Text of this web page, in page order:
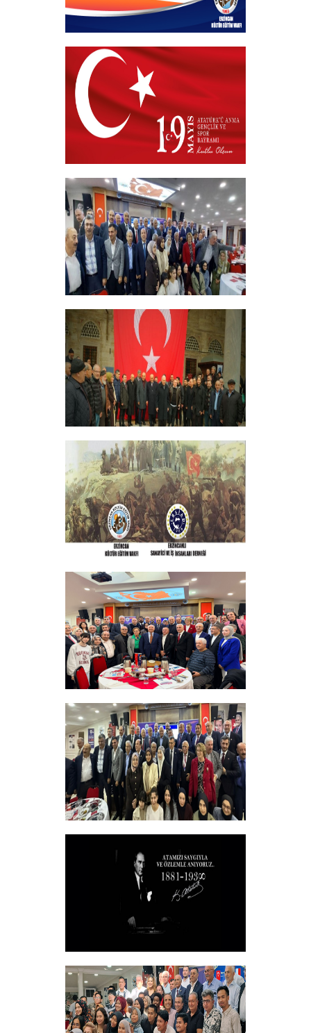
Hayırlı Bayramlar
+
19 MAYIS 2026
+
ERZİNCANLILAR EKEV’İN
GELENEKSEL İFTAR YEMEĞİNDE
BULUŞTU
+
GELENEKSEL ŞEHİTLERİMİZİ ANMA
PROGRAMI DÜZENLEDİK
+
ERZINCAN VE TÜM SEHITLERI ANMA
PROGRAMI
+
Sadık Ağça Yeniden Başkan Seçildi
+
Vakfımızın 2025-2026 Yılı Burs
Toplantısı Yapıldı.
+
10 KASIM
+